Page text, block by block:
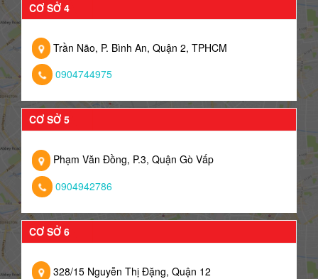
CƠ SỞ 4
Trần Não, P. Bình An, Quận 2, TPHCM
0904744975
CƠ SỞ 5
Phạm Văn Đồng, P.3, Quận Gò Vấp
0904942786
CƠ SỞ 6
328/15 Nguyễn Thị Đặng, Quận 12